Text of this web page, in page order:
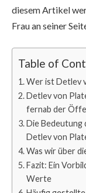
diesem Artikel
Frau an seiner
Table of
Wer ist Detlev
Detlev von
fernab der
Die Bedeutung
Detlev von
Was wir über
Fazit: Ein
Werte